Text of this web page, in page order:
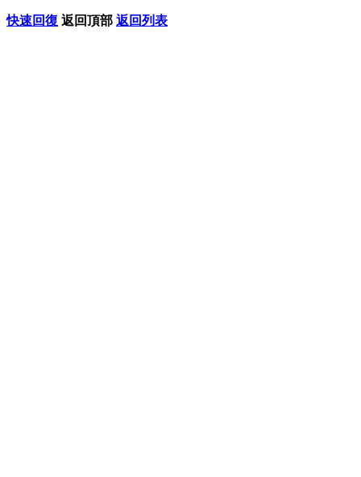
快速回復 返回頂部 返回列表